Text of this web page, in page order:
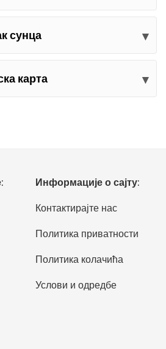
сунца
карта
Информације о сајту:
Контактирајте нас
Политика приватности
Политика колачића
Услови и одредбе